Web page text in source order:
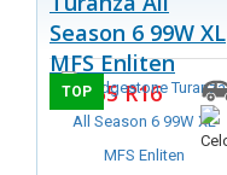
Season 6 99W XL
MFS Enliten
225/55 R16
TOP